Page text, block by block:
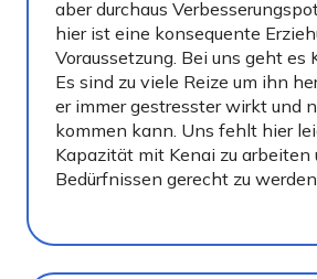
aber durchaus
hier ist eine konsequente
Voraussetzung. Bei uns geht es
Es sind zu viele Reize um ihn
er immer gestresster wirkt und
kommen kann. Uns fehlt hier
Kapazität mit Kenai zu arbeiten
Bedürfnissen gerecht zu werden.